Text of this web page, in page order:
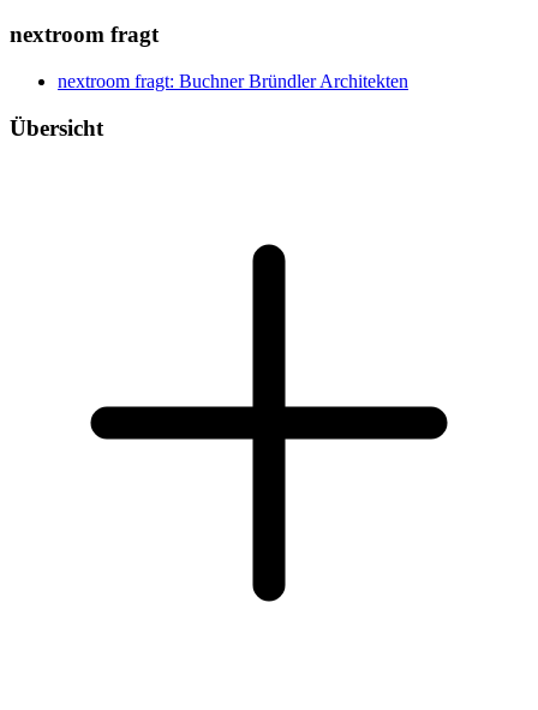
nextroom fragt
nextroom fragt: Buchner Bründler Architekten
Übersicht